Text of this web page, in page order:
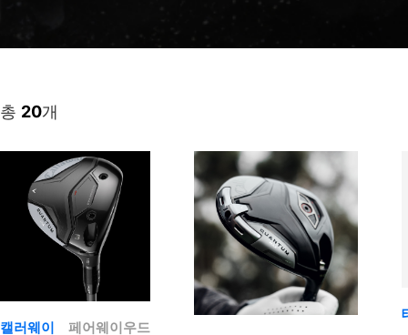
총 20개
캘러웨이 페어웨이우드